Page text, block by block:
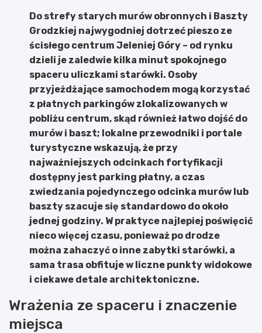
Do strefy starych murów obronnych i Baszty
Grodzkiej najwygodniej dotrzeć pieszo ze
ścisłego centrum Jeleniej Góry – od rynku
dzieli je zaledwie kilka minut spokojnego
spaceru uliczkami starówki. Osoby
przyjeżdżające samochodem mogą korzystać
z płatnych parkingów zlokalizowanych w
pobliżu centrum, skąd również łatwo dojść do
murów i baszt; lokalne przewodniki i portale
turystyczne wskazują, że przy
najważniejszych odcinkach fortyfikacji
dostępny jest parking płatny, a czas
zwiedzania pojedynczego odcinka murów lub
baszty szacuje się standardowo do około
jednej godziny. W praktyce najlepiej poświęcić
nieco więcej czasu, ponieważ po drodze
można zahaczyć o inne zabytki starówki, a
sama trasa obfituje w liczne punkty widokowe
i ciekawe detale architektoniczne.
Wrażenia ze spaceru i znaczenie
miejsca